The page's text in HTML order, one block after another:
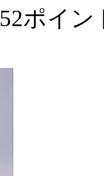
52ポイ